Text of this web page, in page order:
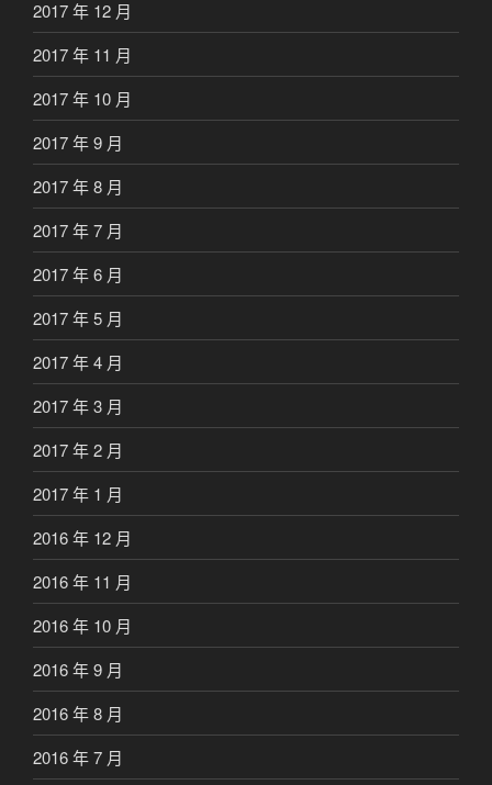
2017 年 12 月
2017 年 11 月
2017 年 10 月
2017 年 9 月
2017 年 8 月
2017 年 7 月
2017 年 6 月
2017 年 5 月
2017 年 4 月
2017 年 3 月
2017 年 2 月
2017 年 1 月
2016 年 12 月
2016 年 11 月
2016 年 10 月
2016 年 9 月
2016 年 8 月
2016 年 7 月